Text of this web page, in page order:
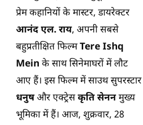
प्रेम कहानियों के मास्टर, डायरेक्टर
आनंद एल. राय, अपनी सबसे
बहुप्रतीक्षित फिल्मTere Ishq
Mein के साथ सिनेमाघरों में लौट
आए हैं। इस फिल्म में साउथ सुपरस्टार
धनुषऔर एक्ट्रेस कृति सेनन मुख्य
भूमिका में हैं। आज, शुक्रवार, 28